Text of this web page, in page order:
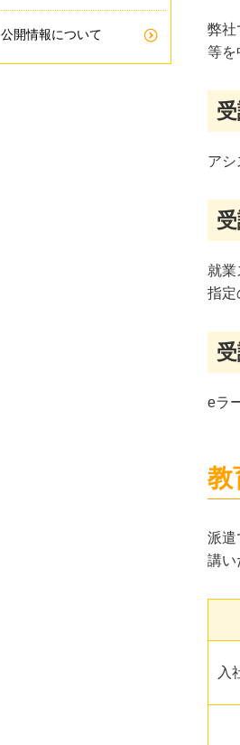
公開情報について
弊社
等を
ア
就
指定
eラ
教
派遣
講い
入